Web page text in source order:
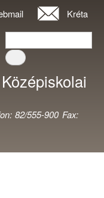
Kréta
Keresés
82/555-900 Fax: